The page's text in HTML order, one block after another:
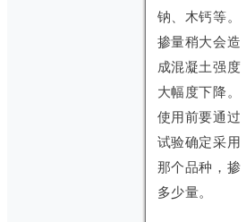
钠、木钙等。
掺量稍大会造
成混凝土强度
大幅度下降。
使用前要通过
试验确定采用
那个品种，掺
多少量。